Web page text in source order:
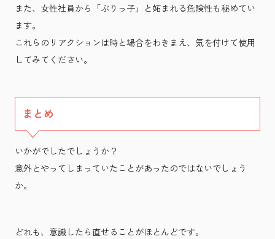
また、女性社員から「ぶりっ子」と妬まれる危険性も秘めてい
ます。
これらのリアクションは時と場合をわきまえ、気を付けて使用
してみてください。
まとめ
いかがでしたでしょうか？
意外とやってしまっていたことがあったのではないでしょう
か。
どれも、意識したら直せることがほとんどです。